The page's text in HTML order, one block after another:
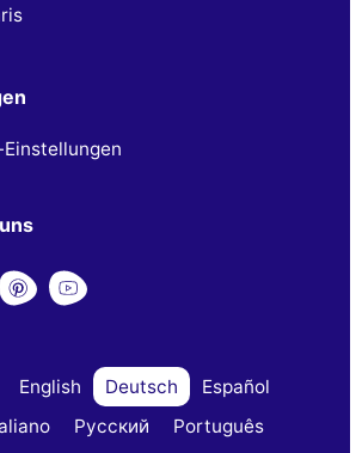
English Deutsch
Español
Русский Português